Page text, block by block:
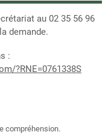
au 02 35 56 96
demande.
:
?RNE=0761338S
compréhension.